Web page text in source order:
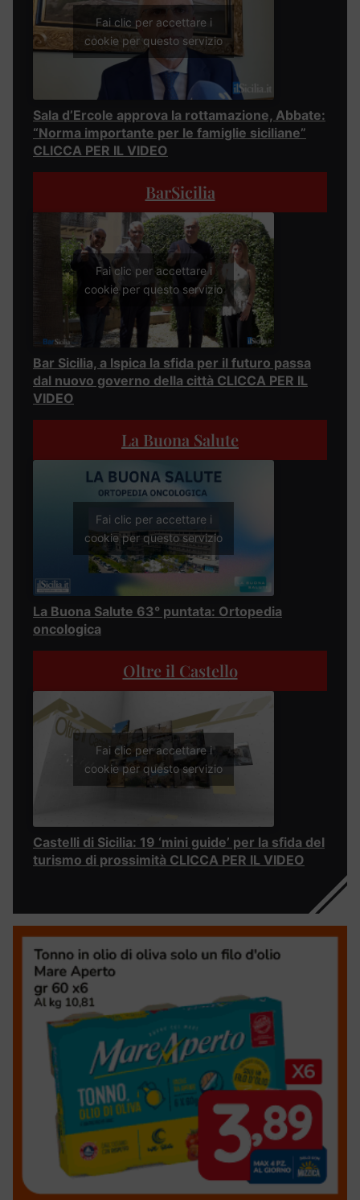
Fai clic per accettare i
cookie per questo servizio
Sala d’Ercole approva la rottamazione, Abbate:
“Norma importante per le famiglie siciliane”
CLICCA PER IL VIDEO
BarSicilia
Fai clic per accettare i
cookie per questo servizio
Bar Sicilia, a Ispica la sfida per il futuro passa
dal nuovo governo della città CLICCA PER IL
VIDEO
La Buona Salute
Fai clic per accettare i
cookie per questo servizio
La Buona Salute 63° puntata: Ortopedia
oncologica
Oltre il Castello
Fai clic per accettare i
cookie per questo servizio
Castelli di Sicilia: 19 ‘mini guide’ per la sfida del
turismo di prossimità CLICCA PER IL VIDEO